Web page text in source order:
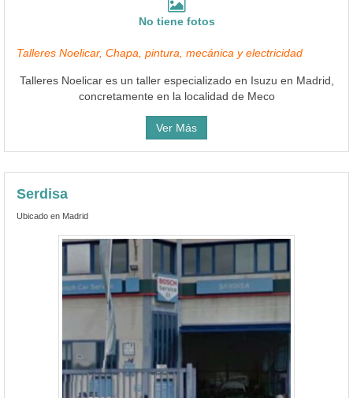
No tiene fotos
Talleres Noelicar, Chapa, pintura, mecánica y electricidad
Talleres Noelicar es un taller especializado en Isuzu en Madrid,
concretamente en la localidad de Meco
Ver Más
Serdisa
Ubicado en Madrid